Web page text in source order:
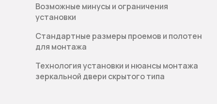
Возможные минусы и ограничения
установки
Стандартные размеры проемов и полотен
для монтажа
Технология установки и нюансы монтажа
зеркальной двери скрытого типа